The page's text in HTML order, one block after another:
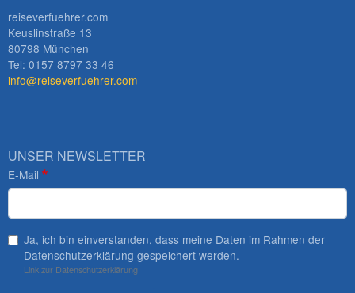
reiseverfuehrer.com
Keuslinstraße 13
80798 München
Tel: 0157 8797 33 46
info@reiseverfuehrer.com
UNSER NEWSLETTER
E-Mail
Ja, ich bin einverstanden, dass meine Daten im Rahmen der
Datenschutzerklärung gespeichert werden.
Link zur Datenschutzerklärung